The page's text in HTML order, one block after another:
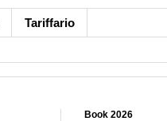
Tariffario
Book 2026